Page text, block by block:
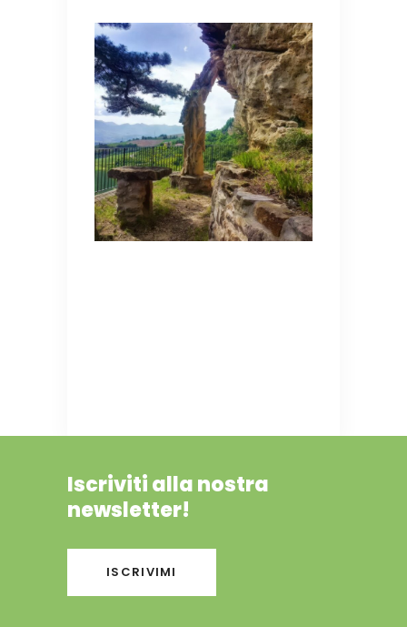
Iscriviti alla nostra
newsletter!
ISCRIVIMI